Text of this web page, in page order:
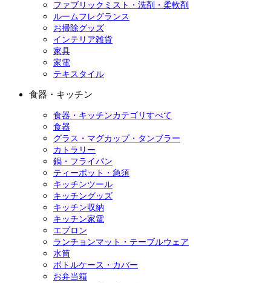
ファブリックミスト・洗剤・柔軟剤
ルームフレグランス
お掃除グッズ
インテリア雑貨
家具
家電
テキスタイル
食器・キッチン
食器・キッチンカテゴリすべて
食器
グラス・マグカップ・タンブラー
カトラリー
鍋・フライパン
ティーポット・急須
キッチンツール
キッチングッズ
キッチン収納
キッチン家電
エプロン
ランチョンマット・テーブルウェア
水筒
ボトルケース・カバー
お弁当箱